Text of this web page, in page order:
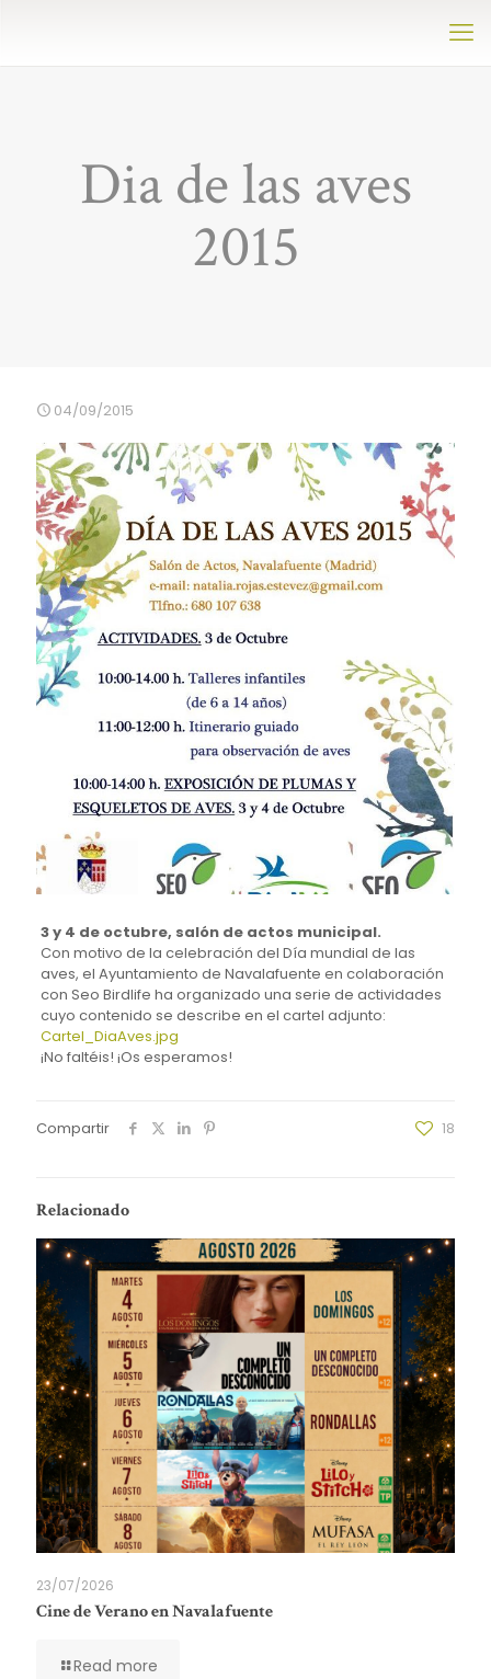
Dia de las aves
2015
04/09/2015
3 y 4 de octubre, salón de actos municipal.
Con motivo de la celebración del Día mundial de las
aves, el Ayuntamiento de Navalafuente en colaboración
con Seo Birdlife ha organizado una serie de actividades
cuyo contenido se describe en el cartel adjunto:
Cartel_DiaAves.jpg
¡No faltéis! ¡Os esperamos!
Compartir 18
Relacionado
23/07/2026
Cine de Verano en Navalafuente
Read more